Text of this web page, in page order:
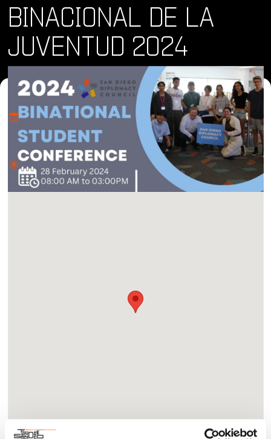
BINACIONAL DE LA
JUVENTUD 2024
Dónde y Cuándo
mié 28 feb 2024 • 8:00 am
Lugar
Aztec Student Union, San Diego, CA 92182